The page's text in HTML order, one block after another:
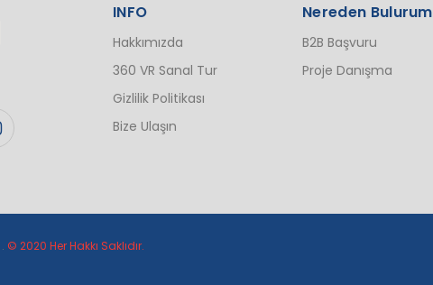
INFO
Hakkımızda
360 VR Sanal Tur
Gizlilik Politikası
Bize Ulaşın
Nereden Bulurum
B2B Başvuru
Proje Danışma
. © 2020 Her Hakkı Saklıdır.